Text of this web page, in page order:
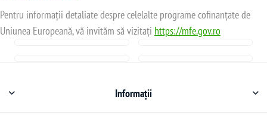
Pentru informații detaliate despre celelalte programe cofinanțate de
Uniunea Europeană, vă invităm să vizitați https://mfe.gov.ro
Informații